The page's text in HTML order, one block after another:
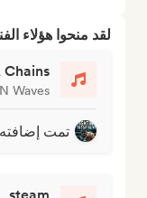
لقد منحوا هؤلاء
Chains
Waves
تمت
steam